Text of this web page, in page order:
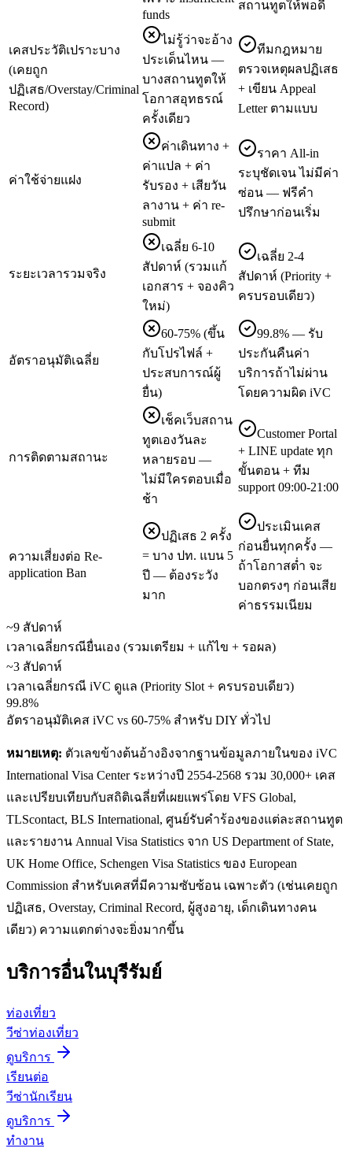
funds
สถานทูตให้พอดี
เคสประวัติเปราะบาง
(เคยถูก
ปฏิเสธ/Overstay/Criminal
Record)
ไม่รู้ว่าจะอ้าง
ประเด็นไหน —
บางสถานทูตให้
โอกาสอุทธรณ์
ครั้งเดียว
ทีมกฎหมาย
ตรวจเหตุผลปฏิเสธ
+ เขียน Appeal
Letter ตามแบบ
ค่าใช้จ่ายแฝง
ค่าเดินทาง +
ค่าแปล + ค่า
รับรอง + เสียวัน
ลางาน + ค่า re-
submit
ราคา All-in
ระบุชัดเจน ไม่มีค่า
ซ่อน — ฟรีคำ
ปรึกษาก่อนเริ่ม
ระยะเวลารวมจริง
เฉลี่ย 6-10
สัปดาห์ (รวมแก้
เอกสาร + จองคิว
ใหม่)
เฉลี่ย 2-4
สัปดาห์ (Priority +
ครบรอบเดียว)
อัตราอนุมัติเฉลี่ย
60-75% (ขึ้น
กับโปรไฟล์ +
ประสบการณ์ผู้
ยื่น)
99.8% — รับ
ประกันคืนค่า
บริการถ้าไม่ผ่าน
โดยความผิด iVC
การติดตามสถานะ
เช็คเว็บสถาน
ทูตเองวันละ
หลายรอบ —
ไม่มีใครตอบเมื่อ
ช้า
Customer Portal
+ LINE update ทุก
ขั้นตอน + ทีม
support 09:00-21:00
ความเสี่ยงต่อ Re-
application Ban
ปฏิเสธ 2 ครั้ง
= บาง ปท. แบน 5
ปี — ต้องระวัง
มาก
ประเมินเคส
ก่อนยื่นทุกครั้ง —
ถ้าโอกาสต่ำ จะ
บอกตรงๆ ก่อนเสีย
ค่าธรรมเนียม
~9 สัปดาห์
เวลาเฉลี่ยกรณียื่นเอง (รวมเตรียม + แก้ไข + รอผล)
~3 สัปดาห์
เวลาเฉลี่ยกรณี iVC ดูแล (Priority Slot + ครบรอบเดียว)
99.8%
อัตราอนุมัติเคส iVC vs 60-75% สำหรับ DIY ทั่วไป
หมายเหตุ: ตัวเลขข้างต้นอ้างอิงจากฐานข้อมูลภายในของ iVC
International Visa Center ระหว่างปี 2554-2568 รวม 30,000+ เคส
และเปรียบเทียบกับสถิติเฉลี่ยที่เผยแพร่โดย VFS Global,
TLScontact, BLS International, ศูนย์รับคำร้องของแต่ละสถานทูต
และรายงาน Annual Visa Statistics จาก US Department of State,
UK Home Office, Schengen Visa Statistics ของ European
Commission สำหรับเคสที่มีความซับซ้อน เฉพาะตัว (เช่นเคยถูก
ปฏิเสธ, Overstay, Criminal Record, ผู้สูงอายุ, เด็กเดินทางคน
เดียว) ความแตกต่างจะยิ่งมากขึ้น
บริการอื่นในบุรีรัมย์
ท่องเที่ยว
วีซ่าท่องเที่ยว
ดูบริการ
เรียนต่อ
วีซ่านักเรียน
ดูบริการ
ทำงาน